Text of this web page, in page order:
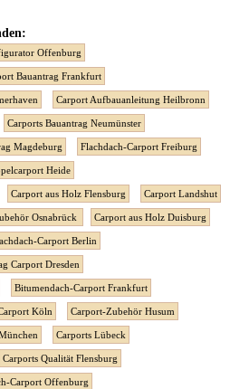
Offenburg
Bauantrag Frankfurt
Carport Aufbauanleitung Heilbronn
Carports Bauantrag Neumünster
Magdeburg Flachdach-Carport Freiburg
Heide
Carport aus Holz Flensburg Carport Landshut
Osnabrück Carport aus Holz Duisburg
Carport Berlin
Carport Dresden
Bitumendach-Carport Frankfurt
Köln Carport-Zubehör Husum
Carports Lübeck
Carports Qualität Flensburg
Carport Offenburg